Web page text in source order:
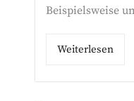
Beispielsweise
Weiterlesen